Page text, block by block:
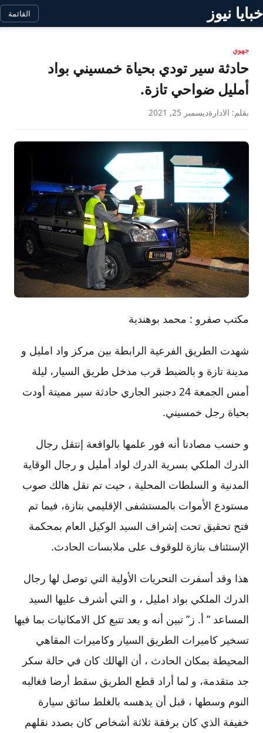
خبايا نيوز القائمة
جهوي
حادثة سير تودي بحياة خمسيني بواد
أمليل ضواحي تازة.
بقلم: الادارةديسمبر 25, 2021
مكتب صفرو : محمد بوهندية
شهدت الطريق الفرعية الرابطة بين مركز واد امليل و
مدينة تازة و بالضبط قرب مدخل طريق السيار، ليلة
أمس الجمعة 24 دجنبر الجاري حادثة سير مميتة أودت
بحياة رجل خمسيني.
و حسب مصادنا أنه فور علمها بالواقعة إنتقل رجال
الدرك الملكي بسرية الدرك لواد أمليل و رجال الوقاية
المدنية و السلطات المحلية ، حيت تم نقل هالك صوب
مستودع الأموات بالمستشفى الإقليمي بتازة، فيما تم
فتح تحقيق تحت إشراف السيد الوكيل العام بمحكمة
الإستئناف بتازة للوقوف على ملابسات الحادث.
هذا وقد أسفرت التحريات الأولية التي توصل لها رجال
الدرك الملكي بواد امليل ، و التي أشرف عليها السيد
المساعد ” أ. ز” تبين أنه و بعد تتبع كل الامكانيات بما فيها
تسخير كاميرات الطريق السيار وكاميرات المقاهي
المحيطة بمكان الحادث ، أن الهالك كان في حالة سكر
جد متقدمة، و لما أراد قطع الطريق سقط أرضا فغالبه
النوم وسطها ، قبل أن يدهسه بالغلط سائق سيارة
خفيفة الذي كان برفقة ثلاثة أشخاص كان بصدد نقلهم